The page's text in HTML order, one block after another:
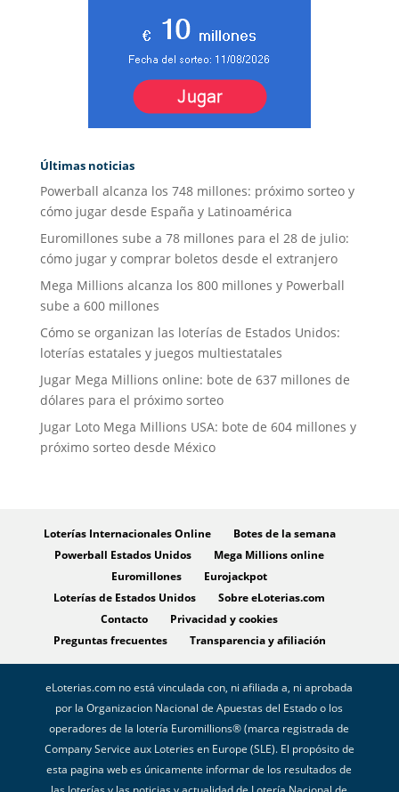
Últimas noticias
Powerball alcanza los 748 millones: próximo sorteo y
cómo jugar desde España y Latinoamérica
Euromillones sube a 78 millones para el 28 de julio:
cómo jugar y comprar boletos desde el extranjero
Mega Millions alcanza los 800 millones y Powerball
sube a 600 millones
Cómo se organizan las loterías de Estados Unidos:
loterías estatales y juegos multiestatales
Jugar Mega Millions online: bote de 637 millones de
dólares para el próximo sorteo
Jugar Loto Mega Millions USA: bote de 604 millones y
próximo sorteo desde México
Loterías Internacionales Online
Botes de la semana
Powerball Estados Unidos
Mega Millions online
Euromillones
Eurojackpot
Loterías de Estados Unidos
Sobre eLoterias.com
Contacto
Privacidad y cookies
Preguntas frecuentes
Transparencia y afiliación
eLoterias.com no está vinculada con, ni afiliada a, ni aprobada
por la Organizacion Nacional de Apuestas del Estado o los
operadores de la lotería Euromillions® (marca registrada de
Company Service aux Loteries en Europe (SLE). El propósito de
esta pagina web es únicamente informar de los resultados de